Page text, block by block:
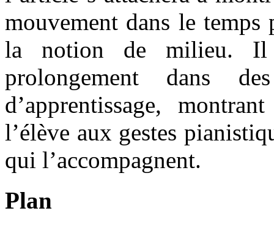
mouvement dans le
la notion de milieu. Il
prolongement dans
d’apprentissage,
l’élève aux gestes
qui l’accompagnent.
Plan